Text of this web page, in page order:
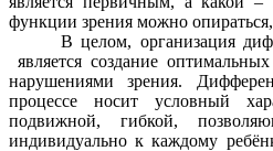
функции зрения можно
В целом, организация
является создание
нарушениями зрения.
процессе носит условный
подвижной, гибкой,
индивидуально к каждому